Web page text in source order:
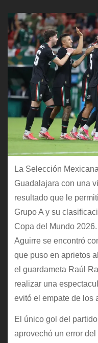
La Selección
Guadalajara con una
resultado que le
Grupo A y su
Copa del Mundo
Aguirre se encontró
que puso en aprietos
el guardameta Raúl
realizar una
evitó el empate de los
El único gol del
aprovechó un error